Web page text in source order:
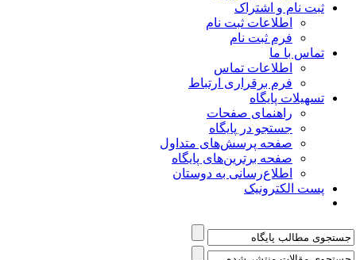
ثبت نام و اشتراک
اطلاعات ثبت نام
فرم ثبت نام
تماس با ما
اطلاعات تماس
فرم برقراری ارتباط
تسهیلات پایگاه
راهنمای صفحات
جستجو در پایگاه
صفحه پرسش‌های متداول
صفحه برترین‌های پایگاه
اطلاع‌رسانی به دوستان
پست الکترونیک